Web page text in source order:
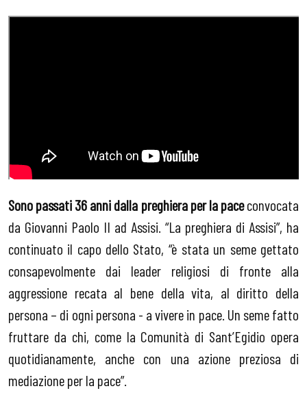
Sono passati 36 anni dalla preghiera per la paceconvocata
da Giovanni Paolo II ad Assisi. “La preghiera di Assisi”, ha
continuato il capo dello Stato, “è stata un seme gettato
consapevolmente dai leader religiosi di fronte alla
aggressione recata al bene della vita, al diritto della
persona – di ogni persona - a vivere in pace. Un seme fatto
fruttare da chi, come la Comunità di Sant’Egidio opera
quotidianamente, anche con una azione preziosa di
mediazione per la pace”.